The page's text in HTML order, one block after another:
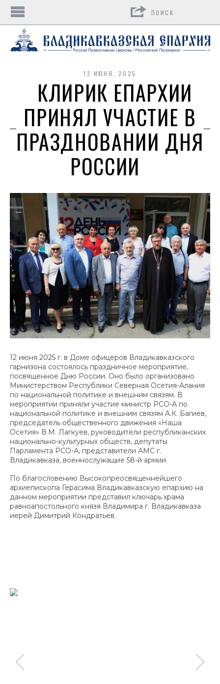
13 ИЮНЯ, 2025
КЛИРИК ЕПАРХИИ
ПРИНЯЛ УЧАСТИЕ В
ПРАЗДНОВАНИИ ДНЯ
РОССИИ
12 июня 2025 г. в Доме офицеров Владикавказского
гарнизона состоялось праздничное мероприятие,
посвященное Дню России. Оно было организовано
Министерством Республики Северная Осетия-Алания
по национальной политике и внешним связям. В
мероприятии приняли участие министр РСО-А по
национальной политике и внешним связям А.К. Багиев,
председатель общественного движения «Наша
Осетия» В.М. Лагкуев, руководители республиканских
национально-культурных обществ, депутаты
Парламента РСО-А, представители АМС г.
Владикавказа, военнослужащие 58-й армии.
По благословению Высокопреосвященнейшего
архиепископа Герасима Владикавказскую епархию на
данном мероприятии представил ключарь храма
равноапостольного князя Владимира г. Владикавказа
иерей Димитрий Кондратьев.